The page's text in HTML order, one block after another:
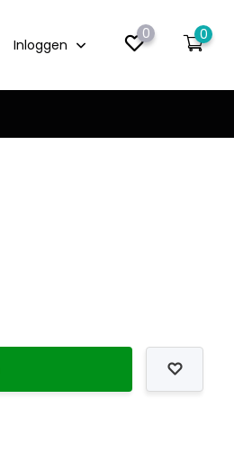
Inloggen
0 0